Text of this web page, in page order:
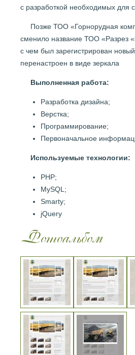
с разработкой необходимых для
Позже ТОО «Горнорудная
сменило название ТОО «Разрез
с чем был зарегистрирован
перенастроен в виде зеркала
Выполненная работа:
Разработка дизайна;
Верстка;
Программирование;
Первоначальное
Используемые технологии:
PHP;
MySQL;
Smarty;
jQuery
Фотоальбом